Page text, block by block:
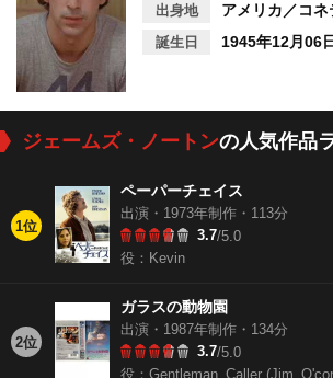
出身地 アメリカ／コネ
誕生日 1945年12月06日
ジェームズ・ノートンの人気作品
1位
ペーパーチェイス
出演・1973年制作・113分
3.7/5.0
役：Kevin
2位
ガラスの動物園
出演・1987年制作・134分
3.7/5.0
役：Gentleman_Caller